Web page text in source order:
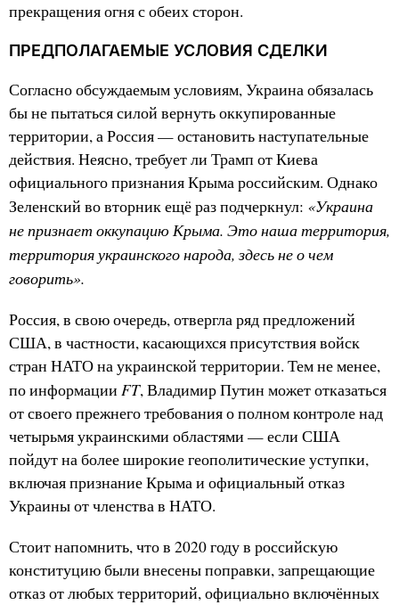
прекращения огня с обеих сторон.
ПРЕДПОЛАГАЕМЫЕ УСЛОВИЯ СДЕЛКИ
Согласно обсуждаемым условиям, Украина обязалась
бы не пытаться силой вернуть оккупированные
территории, а Россия — остановить наступательные
действия. Неясно, требует ли Трамп от Киева
официального признания Крыма российским. Однако
Зеленский во вторник ещё раз подчеркнул: «Украина
не признает оккупацию Крыма. Это наша территория,
территория украинского народа, здесь не о чем
говорить».
Россия, в свою очередь, отвергла ряд предложений
США, в частности, касающихся присутствия войск
стран НАТО на украинской территории. Тем не менее,
по информации FT, Владимир Путин может отказаться
от своего прежнего требования о полном контроле над
четырьмя украинскими областями — если США
пойдут на более широкие геополитические уступки,
включая признание Крыма и официальный отказ
Украины от членства в НАТО.
Стоит напомнить, что в 2020 году в российскую
конституцию были внесены поправки, запрещающие
отказ от любых территорий, официально включённых